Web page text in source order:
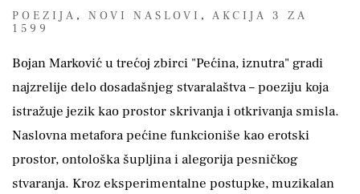
POEZIJA , NOVI NASLOVI , AKCIJA 3 ZA
1599
Bojan Marković u trećoj zbirci "Pećina, iznutra" gradi
najzrelije delo dosadašnjeg stvaralaštva – poeziju koja
istražuje jezik kao prostor skrivanja i otkrivanja smisla.
Naslovna metafora pećine funkcioniše kao erotski
prostor, ontološka šupljina i alegorija pesničkog
stvaranja. Kroz eksperimentalne postupke, muzikalan